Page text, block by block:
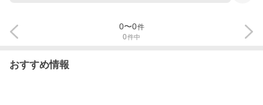
0件中
0〜0件
おすすめ情報